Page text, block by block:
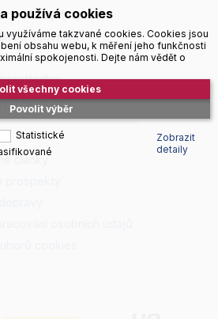
úprav
materiálů
veličin
články
používá cookies
využíváme takzvané cookies. Cookies jsou
obsahu webu, k měření jeho funkčnosti
spokojenosti. Dejte nám vědět o
Povolit výběr
všechny cookies
Statistické
Zobrazit
detaily